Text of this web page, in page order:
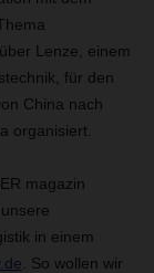
Lenze, einem
für den
China nach
organisiert.
magazin
in einem
. So wollen wir